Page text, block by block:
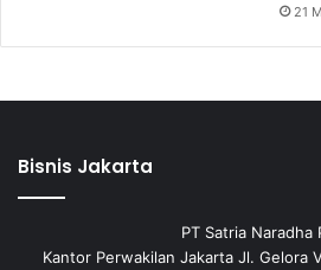
21
Bisnis Jakarta
PT Satria Naradha
Kantor Perwakilan Jakarta Jl. Gelora